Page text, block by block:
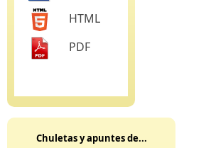
HTML
PDF
Chuletas y apuntes de...